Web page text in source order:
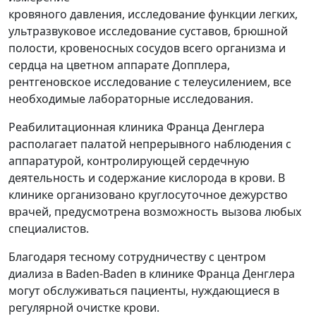
кровяного давления, исследование функции легких,
ультразвуковое исследование суставов, брюшной
полости, кровеносных сосудов всего организма и
сердца на цветном аппарате Допплера,
рентгеновское исследование с телеусилением, все
необходимые лабораторные исследования.
Реабилитационная клиника Франца Денглера
располагает палатой непрерывного наблюдения с
аппаратурой, контролирующей сердечную
деятельность и содержание кислорода в крови. В
клинике организовано круглосуточное дежурство
врачей, предусмотрена возможность вызова любых
специалистов.
Благодаря тесному сотрудничеству с центром
диализа в Baden-Baden в клинике Франца Денглера
могут обслуживаться пациенты, нуждающиеся в
регулярной очистке крови.